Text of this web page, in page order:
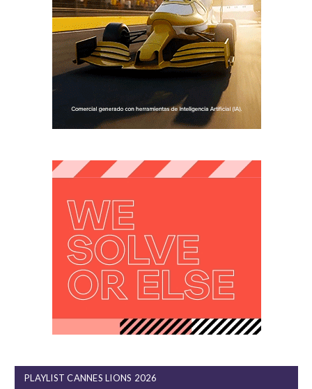
PLAYLIST CANNES LIONS 2026